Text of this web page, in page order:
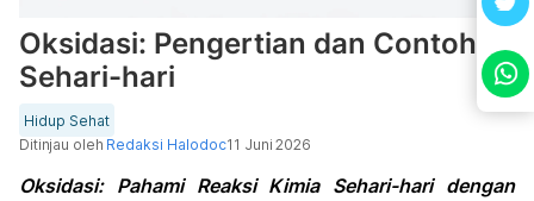
Oksidasi: Pengertian dan Contoh
Sehari-hari
Hidup Sehat
Ditinjau oleh Redaksi Halodoc11 Juni 2026
Oksidasi: Pahami Reaksi Kimia Sehari-hari dengan